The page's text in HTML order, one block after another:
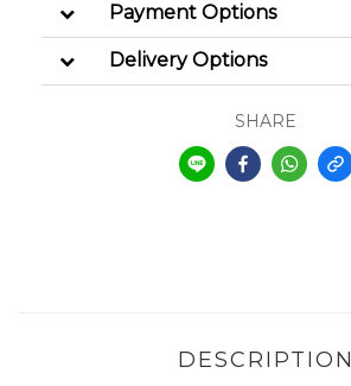
Payment Options
Delivery Options
SHARE
DESCRIPTION